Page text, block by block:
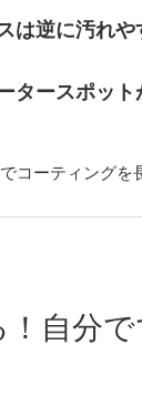
は逆に汚れや
タースポット
コーティングを
自分